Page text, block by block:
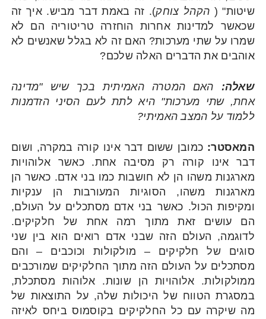
שיטות" ( הקהל צוחק). זה באמת דבר מביש. איך זה
שכאשר למדינות אחרות הוחזרה טריטוריה הם לא
שמרו על שתי מערכות? האם זה לא בגלל שאנשים לא
אוהבים את הדברים האלה שלכם?
שאלה: האם המטרה האמיתית בכך שיש "מדינה
אחת, שתי מערכות" היא לתת לעם הסיני הזדמנות
ללמוד על המצב האמיתי?
המאסטר: כמובן ששום דבר אינו קורה במקרה, ושום
דבר אינו קורה רק מסיבה אחת. כאשר אלוהויות
מארגנות משהו הן לא חושבות כמו בני אדם. כאשר הן
מארגנות משהו, הסוגיות המעורבות הן ענקיות
ומקיפות הכול. כאשר בני אדם מסתכלים על העולם,
הם עושים זאת מתוך רמה אחת של חלקיקים.
לדוגמה, העולם הזה שבני אדם רואים הוא בין שני
סוגים של חלקיקים – מולקולות וכוכבים – והם
מסתכלים על העולם הזה מתוך החלקיקים שמורכבים
ממולקולות. אלוהויות הן שונות. אלוהות מסתכלת,
במסגרת הטווח של היכולות שלה, על התוצאות של
מה שיקרה עם כל החלקיקים בקוסמוס ביחס לאיזה